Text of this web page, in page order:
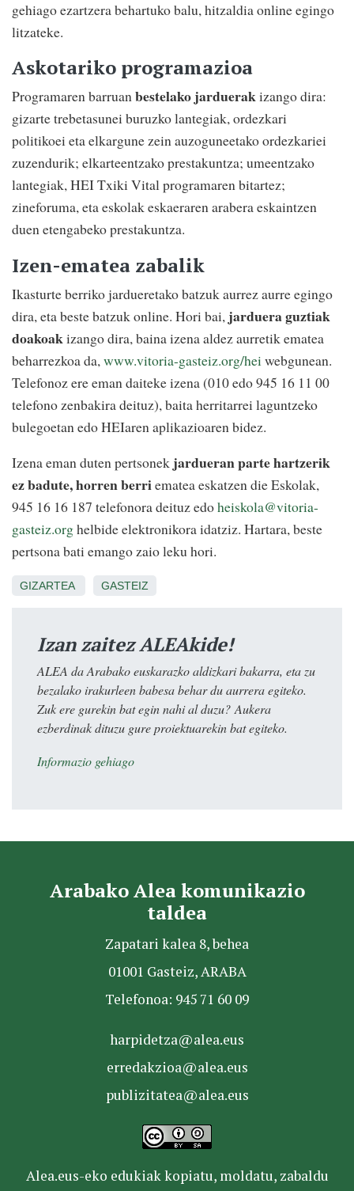
gehiago ezartzera behartuko balu, hitzaldia online egingo
litzateke.
Askotariko programazioa
Programaren barruanbestelako jarduerakizango dira:
gizarte trebetasunei buruzko lantegiak, ordezkari
politikoei eta elkargune zein auzoguneetako ordezkariei
zuzendurik; elkarteentzako prestakuntza; umeentzako
lantegiak, HEI Txiki Vital programaren bitartez;
zineforuma, eta eskolak eskaeraren arabera eskaintzen
duen etengabeko prestakuntza.
Izen-ematea zabalik
Ikasturte berriko jardueretako batzuk aurrez aurre egingo
dira, eta beste batzuk online. Hori bai, jarduera guztiak
doakoakizango dira, baina izena aldez aurretik ematea
beharrezkoa da,www.vitoria-gasteiz.org/heiwebgunean.
Telefonoz ere eman daiteke izena (010 edo 945 16 11 00
telefono zenbakira deituz), baita herritarrei laguntzeko
bulegoetan edo HEIaren aplikazioaren bidez.
Izena eman duten pertsonek jardueran parte hartzerik
ez badute, horren berriematea eskatzen die Eskolak,
945 16 16 187 telefonora deituz edoheiskola@vitoria-
gasteiz.orghelbide elektronikora idatziz. Hartara, beste
pertsona bati emango zaio leku hori.
GIZARTEA GASTEIZ
Izan zaitez ALEAkide!
ALEA da Arabako euskarazko aldizkari bakarra, eta zu
bezalako irakurleen babesa behar du aurrera egiteko.
Zuk ere gurekin bat egin nahi al duzu? Aukera
ezberdinak dituzu gure proiektuarekin bat egiteko.
Informazio gehiago
Arabako Alea komunikazio
taldea
Zapatari kalea 8, behea
01001 Gasteiz, ARABA
Telefonoa: 945 71 60 09
harpidetza@alea.eus
erredakzioa@alea.eus
publizitatea@alea.eus
Alea.eus-eko edukiak kopiatu, moldatu, zabaldu